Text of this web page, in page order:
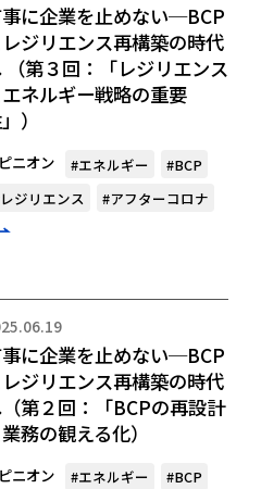
に企業を止めない─BCP
レジリエンス再構築の時代
（第３回：「レジリエンス
エネルギー戦略の重要
）
ニオン #エネルギー
#BCP
ジリエンス
#アフターコロナ
に企業を止めない─BCP
レジリエンス再構築の時代
第２回：「BCPの再設計
務の観える化）
ニオン #エネルギー
#BCP